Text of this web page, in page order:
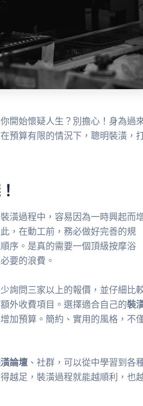
開始懷疑人生？別擔心！身為過
預算有限的情況下，聰明裝潢，
潢過程中，容易因為一時興起而
，在動工前，務必做好完善的規
序。是真的需要一個頂級按摩浴
要的浪費。
詢問三家以上的報價，並仔細比
外收費項目。選擇適合自己的裝
加預算。簡約、實用的風格，不
論壇 、社群，可以從中學習到各
越足，裝潢過程就能越順利，也